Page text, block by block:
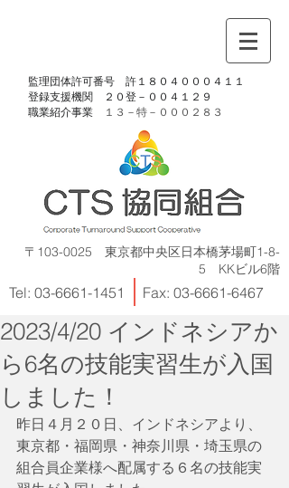
​監理団体許可番号 許１８０４０００４１１
​登録支援機関 ２０登－００４１２９
​職業紹介事業
１３－特－ ０００２８３
〒103-0025 東京都中央区日本橋茅場町1-8-
5 KKビル6階
Tel: 03-6661-1451 Fax: 03-6661-6467
2023/4/20 インドネシアか
ら6名の技能実習生が入国
しました！
昨日４月２０日、インドネシアより、
東京都・福岡県・神奈川県・埼玉県の
組合員企業様へ配属する６名の技能実